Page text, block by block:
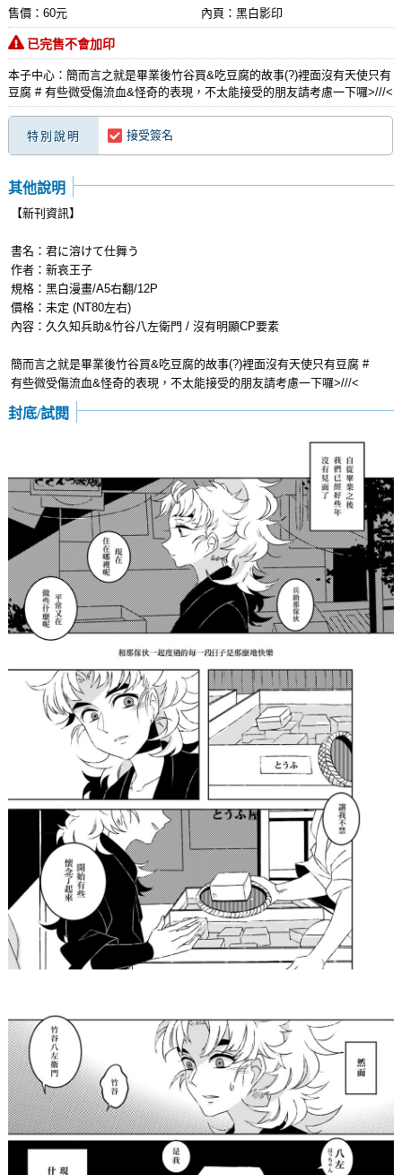
售價：60元 內頁：黑白影印
已完售不會加印
本子中心：簡而言之就是畢業後竹谷買&吃豆腐的故事(?)裡面沒有天使只有
豆腐 # 有些微受傷流血&怪奇的表現，不太能接受的朋友請考慮一下囉>///<
特別說明 接受簽名
其他說明
【新刊資訊】
書名：君に溶けて仕舞う
作者：新哀王子
規格：黑白漫畫/A5右翻/12P
價格：未定 (NT80左右)
內容：久久知兵助&竹谷八左衛門 / 沒有明顯CP要素
簡而言之就是畢業後竹谷買&吃豆腐的故事(?)裡面沒有天使只有豆腐 #
有些微受傷流血&怪奇的表現，不太能接受的朋友請考慮一下囉>///<
封底/試閱